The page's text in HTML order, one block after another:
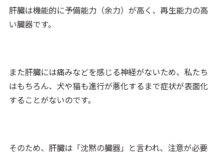
肝臓は機能的に予備能力（余力）が高く、再生能力の高
い臓器です。
また肝臓には痛みなどを感じる神経がないため、私たち
はもちろん、犬や猫も進行が悪化するまで症状が表面化
することがないのです。
そのため、肝臓は「沈黙の臓器」と言われ、注意が必要